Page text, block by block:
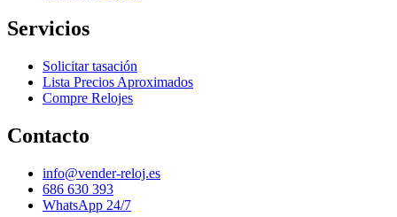
Servicios
Solicitar tasación
Lista Precios Aproximados
Compre Relojes
Contacto
info@vender-reloj.es
686 630 393
WhatsApp 24/7